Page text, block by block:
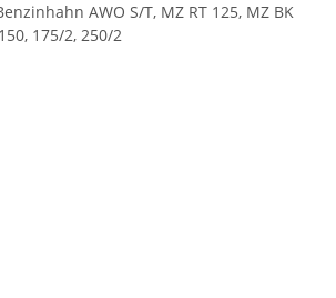
AWO S/T, MZ RT 125, MZ BK
175/2, 250/2